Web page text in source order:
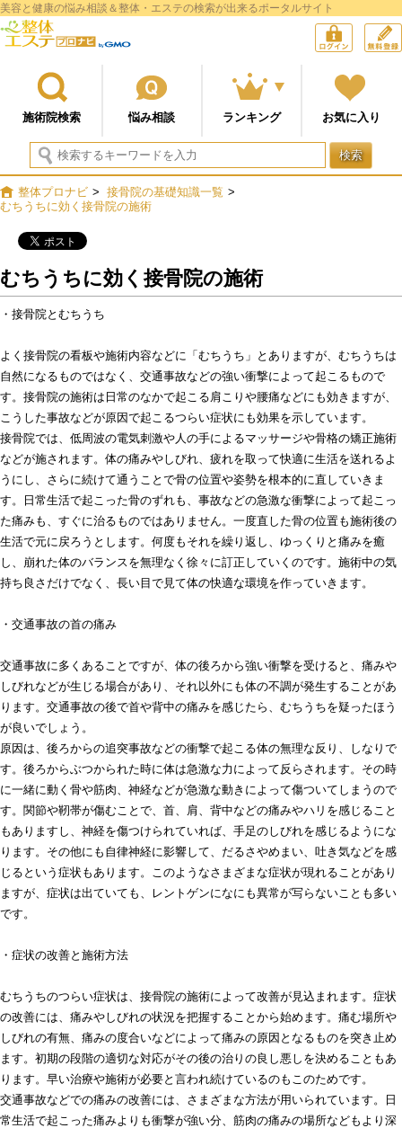
美容と健康の悩み相談＆整体・エステの検索が出来るポータルサイト
施術院検索 悩み相談 ランキング お気に入り
ログイン
検索
整体プロナビ > 接骨院の基礎知識一覧 >
むちうちに効く接骨院の施術
むちうちに効く接骨院の施術
・接骨院とむちうち
よく接骨院の看板や施術内容などに「むちうち」とありますが、むちうちは
自然になるものではなく、交通事故などの強い衝撃によって起こるもので
す。接骨院の施術は日常のなかで起こる肩こりや腰痛などにも効きますが、
こうした事故などが原因で起こるつらい症状にも効果を示しています。
接骨院では、低周波の電気刺激や人の手によるマッサージや骨格の矯正施術
などが施されます。体の痛みやしびれ、疲れを取って快適に生活を送れるよ
うにし、さらに続けて通うことで骨の位置や姿勢を根本的に直していきま
す。日常生活で起こった骨のずれも、事故などの急激な衝撃によって起こっ
た痛みも、すぐに治るものではありません。一度直した骨の位置も施術後の
生活で元に戻ろうとします。何度もそれを繰り返し、ゆっくりと痛みを癒
し、崩れた体のバランスを無理なく徐々に訂正していくのです。施術中の気
持ち良さだけでなく、長い目で見て体の快適な環境を作っていきます。
・交通事故の首の痛み
交通事故に多くあることですが、体の後ろから強い衝撃を受けると、痛みや
しびれなどが生じる場合があり、それ以外にも体の不調が発生することがあ
ります。交通事故の後で首や背中の痛みを感じたら、むちうちを疑ったほう
が良いでしょう。
原因は、後ろからの追突事故などの衝撃で起こる体の無理な反り、しなりで
す。後ろからぶつかられた時に体は急激な力によって反らされます。その時
に一緒に動く骨や筋肉、神経などが急激な動きによって傷ついてしまうので
す。関節や靭帯が傷むことで、首、肩、背中などの痛みやハリを感じること
もありますし、神経を傷つけられていれば、手足のしびれを感じるようにな
ります。その他にも自律神経に影響して、だるさやめまい、吐き気などを感
じるという症状もあります。このようなさまざまな症状が現れることがあり
ますが、症状は出ていても、レントゲンになにも異常が写らないことも多い
です。
・症状の改善と施術方法
むちうちのつらい症状は、接骨院の施術によって改善が見込まれます。症状
の改善には、痛みやしびれの状況を把握することから始めます。痛む場所や
しびれの有無、痛みの度合いなどによって痛みの原因となるものを突き止め
ます。初期の段階の適切な対応がその後の治りの良し悪しを決めることもあ
ります。早い治療や施術が必要と言われ続けているのもこのためです。
交通事故などでの痛みの改善には、さまざまな方法が用いられています。日
常生活で起こった痛みよりも衝撃が強い分、筋肉の痛みの場所などもより深